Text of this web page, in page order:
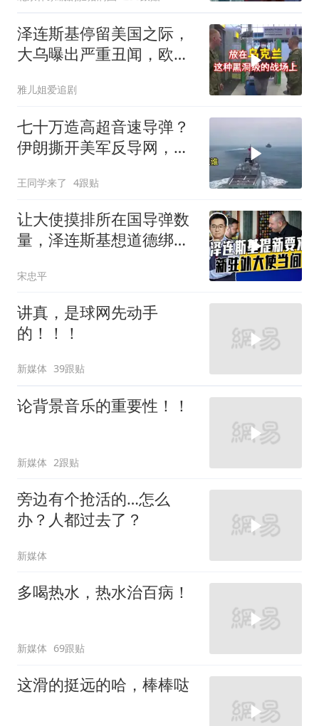
泽连斯基停留美国之际，
大乌曝出严重丑闻，欧洲
雅儿姐爱追剧
七十万造高超音速导弹？
伊朗撕开美军反导网，炸
王同学来了 4跟贴
让大使摸排所在国导弹数
量，泽连斯基想道德绑架
宋忠平
讲真，是球网先动手
的！！！
新媒体 39跟贴
论背景音乐的重要性！！
新媒体 2跟贴
旁边有个抢活的…怎么
办？人都过去了？
新媒体
多喝热水，热水治百病！
新媒体 69跟贴
这滑的挺远的哈，棒棒哒